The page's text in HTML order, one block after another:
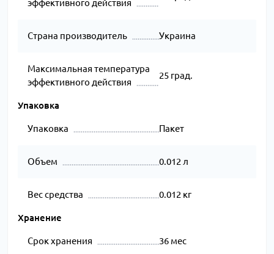
эффективного действия
Страна производитель Украина
Максимальная температура
эффективного действия
25 град.
Упаковка
Упаковка Пакет
Объем 0.012 л
Вес средства 0.012 кг
Хранение
Срок хранения 36 мес